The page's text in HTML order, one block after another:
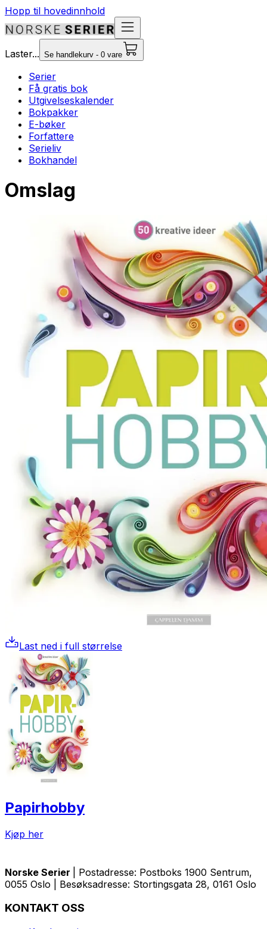
Hopp til hovedinnhold
Laster... Se handlekurv - 0 vare
Serier
Få gratis bok
Utgivelseskalender
Bokpakker
E-bøker
Forfattere
Serieliv
Bokhandel
Omslag
Last ned i full størrelse
Papirhobby
Kjøp her
Norske Serier
| Postadresse: Postboks 1900 Sentrum,
0055 Oslo | Besøksadresse: Stortingsgata 28, 0161 Oslo
KONTAKT OSS